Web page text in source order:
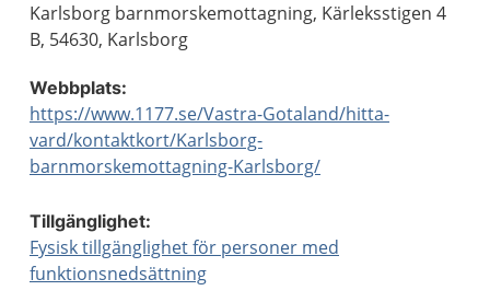
Karlsborg barnmorskemottagning, Kärleksstigen 4
B, 54630, Karlsborg
Webbplats:
https://www.1177.se/Vastra-Gotaland/hitta-
vard/kontaktkort/Karlsborg-
barnmorskemottagning-Karlsborg/
Tillgänglighet:
Fysisk tillgänglighet för personer med
funktionsnedsättning